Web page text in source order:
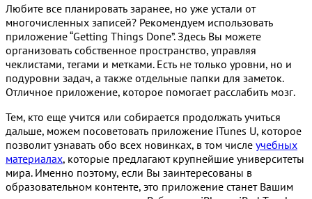
Любите все планировать заранее, но уже устали от
многочисленных записей? Рекомендуем использовать
приложение “Getting Things Done”. Здесь Вы можете
организовать собственное пространство, управляя
чеклистами, тегами и метками. Есть не только уровни, но и
подуровни задач, а также отдельные папки для заметок.
Отличное приложение, которое помогает расслабить мозг.
Тем, кто еще учится или собирается продолжать учиться
дальше, можем посоветовать приложение iTunes U, которое
позволит узнавать обо всех новинках, в том числе учебных
материалах, которые предлагают крупнейшие университеты
мира. Именно поэтому, если Вы заинтересованы в
образовательном контенте, это приложение станет Вашим